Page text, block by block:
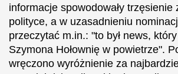
informacje spowodowały trzęsienie
polityce, a w uzasadnieniu
przeczytać m.in.: "to był news, który
Szymona Hołownię w powietrze".
wręczono wyróżnienie za